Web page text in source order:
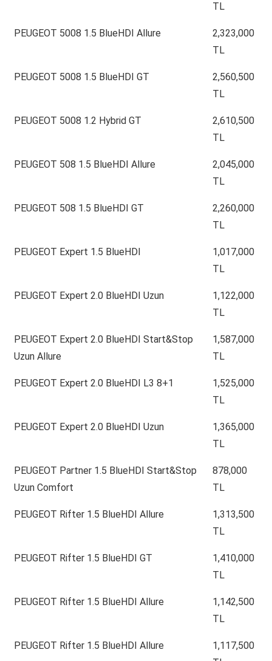
TL
PEUGEOT 5008 1.5 BlueHDI Allure
2,323,000
TL
PEUGEOT 5008 1.5 BlueHDI GT
2,560,500
TL
PEUGEOT 5008 1.2 Hybrid GT
2,610,500
TL
PEUGEOT 508 1.5 BlueHDI Allure
2,045,000
TL
PEUGEOT 508 1.5 BlueHDI GT
2,260,000
TL
PEUGEOT Expert 1.5 BlueHDI
1,017,000
TL
PEUGEOT Expert 2.0 BlueHDI Uzun
1,122,000
TL
PEUGEOT Expert 2.0 BlueHDI Start&Stop
Uzun Allure
1,587,000
TL
PEUGEOT Expert 2.0 BlueHDI L3 8+1
1,525,000
TL
PEUGEOT Expert 2.0 BlueHDI Uzun
1,365,000
TL
PEUGEOT Partner 1.5 BlueHDI Start&Stop
Uzun Comfort
878,000
TL
PEUGEOT Rifter 1.5 BlueHDI Allure
1,313,500
TL
PEUGEOT Rifter 1.5 BlueHDI GT
1,410,000
TL
PEUGEOT Rifter 1.5 BlueHDI Allure
1,142,500
TL
PEUGEOT Rifter 1.5 BlueHDI Allure
1,117,500